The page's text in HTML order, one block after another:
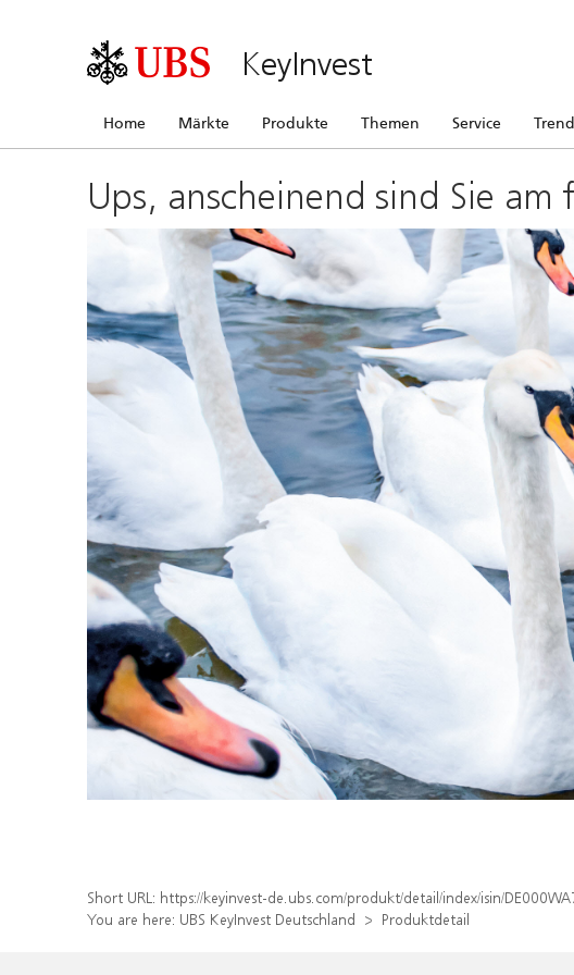
KeyInvest
Home Märkte Produkte Themen Service
Ups, anscheinend sind Sie
Short URL: https://keyinvest-de.ubs.com/produkt/detail/index/isin/
You are here: UBS KeyInvest Deutschland Produktdetail